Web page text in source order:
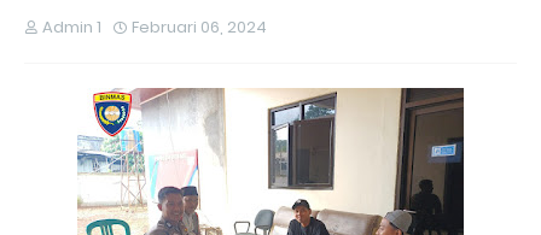
Admin 1 Februari 06, 2024